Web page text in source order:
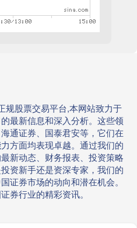
规股票交易平台,本网站致力于
最新信息和深入分析。这些领
通证券、国泰君安等，它们在
方面均表现卓越。通过我们的
新动态、财务报表、投资策略
资新手还是资深专家，我们的
证券市场的动向和潜在机会。
券行业的精彩资讯。